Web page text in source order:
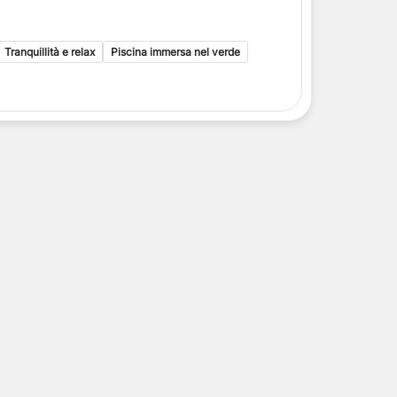
toscani
Isole Eolie
Tranquillità e relax Piscina immersa nel verde